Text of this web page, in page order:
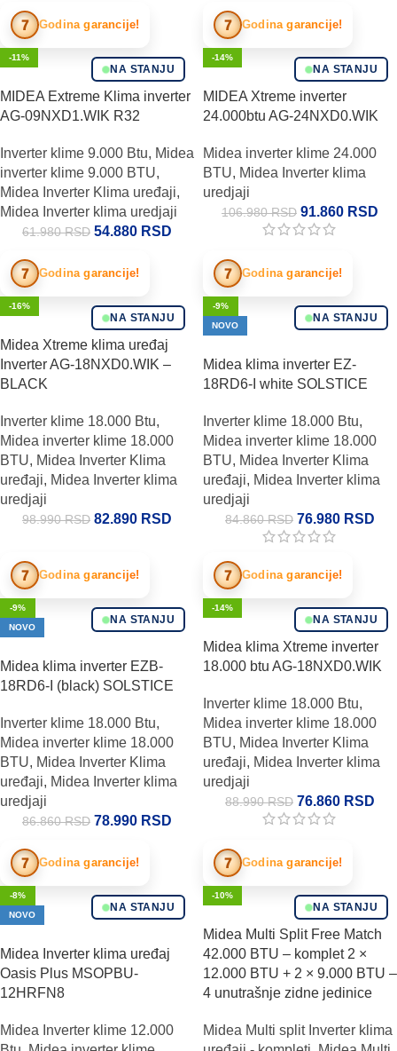
7 Godina garancije!
NA STANJU
-11%
MIDEA Extreme Klima inverter
AG-09NXD1.WIK R32
Inverter klime 9.000 Btu, Midea
inverter klime 9.000 BTU,
Midea Inverter Klima uređaji,
Midea Inverter klima uredjaji
61.980RSD 54.880 RSD
7 Godina garancije!
NA STANJU
-14%
MIDEA Xtreme inverter
24.000btu AG-24NXD0.WIK
Midea inverter klime 24.000
BTU, Midea Inverter klima
uredjaji
106.980RSD 91.860 RSD
7 Godina garancije!
NA STANJU
-16%
Midea Xtreme klima uređaj
Inverter AG-18NXD0.WIK –
BLACK
Inverter klime 18.000 Btu,
Midea inverter klime 18.000
BTU, Midea Inverter Klima
uređaji, Midea Inverter klima
uredjaji
98.990RSD 82.890 RSD
7 Godina garancije!
NA STANJU
-9%
NOVO
Midea klima inverter EZ-
18RD6-I white SOLSTICE
Inverter klime 18.000 Btu,
Midea inverter klime 18.000
BTU, Midea Inverter Klima
uređaji, Midea Inverter klima
uredjaji
84.860RSD 76.980 RSD
7 Godina garancije!
NA STANJU
-9%
NOVO
Midea klima inverter EZB-
18RD6-I (black) SOLSTICE
Inverter klime 18.000 Btu,
Midea inverter klime 18.000
BTU, Midea Inverter Klima
uređaji, Midea Inverter klima
uredjaji
86.860RSD 78.990 RSD
7 Godina garancije!
NA STANJU
-14%
Midea klima Xtreme inverter
18.000 btu AG-18NXD0.WIK
Inverter klime 18.000 Btu,
Midea inverter klime 18.000
BTU, Midea Inverter Klima
uređaji, Midea Inverter klima
uredjaji
88.990RSD 76.860 RSD
7 Godina garancije!
NA STANJU
-8%
NOVO
Midea Inverter klima uređaj
Oasis Plus MSOPBU-
12HRFN8
Midea Inverter klime 12.000
7 Godina garancije!
NA STANJU
-10%
Midea Multi Split Free Match
42.000 BTU – komplet 2 ×
12.000 BTU + 2 × 9.000 BTU –
4 unutrašnje zidne jedinice
Midea Multi split Inverter klima